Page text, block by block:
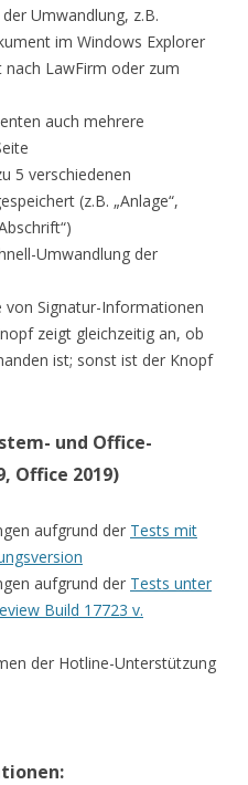
Umwandlung, z.B.
im Windows Explorer
LawFirm oder zum
auch mehrere
5 verschiedenen
(z.B. „Anlage“,
Umwandlung der
von Signatur-Informationen
zeigt gleichzeitig an, ob
ist; sonst ist der Knopf
und Office-
Office 2019)
aufgrund der Tests mit
aufgrund der Tests unter
Build 17723 v.
der Hotline-Unterstützung